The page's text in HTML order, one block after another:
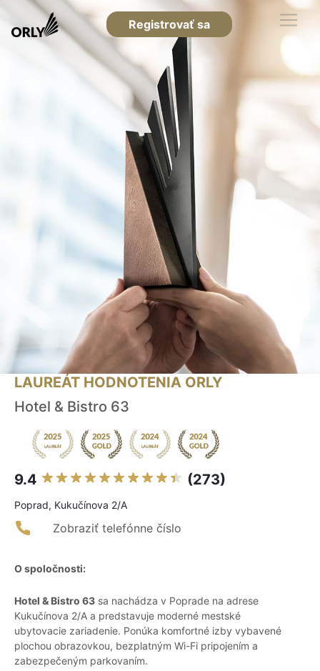
Registrovať sa
LAUREÁT HODNOTENIA ORLY
Hotel & Bistro 63
9.4 (273)
Poprad, Kukučínova 2/A
Zobraziť telefónne číslo
O spoločnosti:
Hotel & Bistro 63 sa nachádza v Poprade na adrese
Kukučínova 2/A a predstavuje moderné mestské
ubytovacie zariadenie. Ponúka komfortné izby vybavené
plochou obrazovkou, bezplatným Wi-Fi pripojením a
zabezpečeným parkovaním.